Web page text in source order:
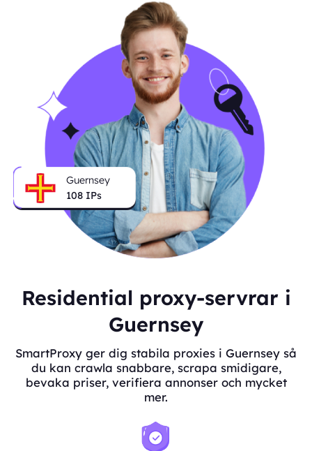
Guernsey
108 IPs
Residential proxy-servrar i
Guernsey
SmartProxy ger dig stabila proxies i Guernsey så
du kan crawla snabbare, scrapa smidigare,
bevaka priser, verifiera annonser och mycket
mer.